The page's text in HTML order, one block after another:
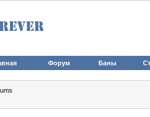
Форум Баны